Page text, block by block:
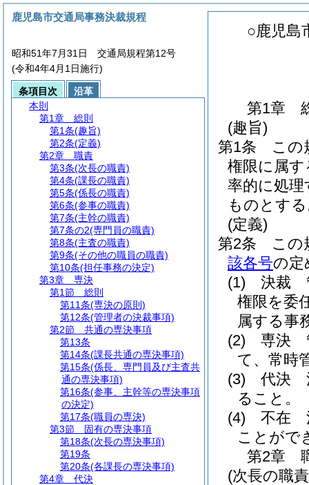
○鹿児島
第1章
(趣旨)
第1条
この
権限に属
率的に処
ものとす
(定義)
第2条
この
該各号の定
(1)
決裁
権限を委
属する事
(2)
専決
て、常時
(3)
代決
ること。
(4)
不在
ことがで
第2章
(次長の職
鹿児島市交通局事務決裁規程
昭和51年7月31日 交通局規程第12号
(令和4年4月1日施行)
条項目次
沿革
本則
第1章
総則
第1条(趣旨)
第2条(定義)
第2章
職責
第3条(次長の職責)
第4条(課長の職責)
第5条(係長の職責)
第6条(参事の職責)
第7条(主幹の職責)
第7条の2(専門員の職責)
第8条(主査の職責)
第9条(その他の職員の職責)
第10条(担任事務の決定)
第3章
専決
第1節
総則
第11条(専決の原則)
第12条(管理者の決裁事項)
第2節
共通の専決事項
第13条
第14条(課長共通の専決事項)
第15条(係長、専門員及び主査共
通の専決事項)
第16条(参事、主幹等の専決事項
の決定)
第17条(職員の専決)
第3節
固有の専決事項
第18条(次長の専決事項)
第19条
第20条(各課長の専決事項)
第4章
代決